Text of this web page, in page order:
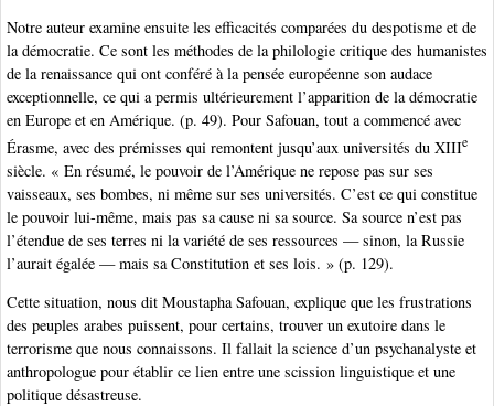
Notre auteur examine ensuite les efficacités comparées du despotisme et de
la démocratie. Ce sont les méthodes de la philologie critique des humanistes
de la renaissance qui ont conféré à la pensée européenne son audace
exceptionnelle, ce qui a permis ultérieurement l’apparition de la démocratie
en Europe et en Amérique. (p. 49). Pour Safouan, tout a commencé avec
Érasme, avec des prémisses qui remontent jusqu’aux universités du XIIIe
siècle. « En résumé, le pouvoir de l’Amérique ne repose pas sur ses
vaisseaux, ses bombes, ni même sur ses universités. C’est ce qui constitue
le pouvoir lui-même, mais pas sa cause ni sa source. Sa source n’est pas
l’étendue de ses terres ni la variété de ses ressources — sinon, la Russie
l’aurait égalée — mais sa Constitution et ses lois. » (p. 129).
Cette situation, nous dit Moustapha Safouan, explique que les frustrations
des peuples arabes puissent, pour certains, trouver un exutoire dans le
terrorisme que nous connaissons. Il fallait la science d’un psychanalyste et
anthropologue pour établir ce lien entre une scission linguistique et une
politique désastreuse.